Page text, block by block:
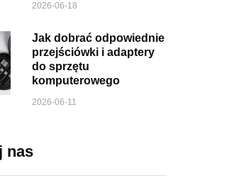
2026-06-18
Jak dobrać odpowiednie
przejściówki i adaptery
do sprzętu
komputerowego
2026-06-11
nas